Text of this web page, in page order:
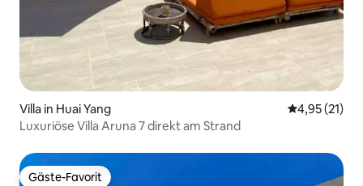
Villa in Huai Yang
4,95 (21)
Luxuriöse Villa Aruna 7 direkt am Strand
Gäste-Favorit